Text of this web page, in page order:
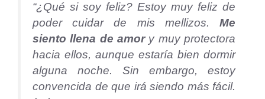
“¿Qué si soy feliz? Estoy muy feliz de
poder cuidar de mis mellizos. Me
siento llena de amory muy protectora
hacia ellos, aunque estaría bien dormir
alguna noche. Sin embargo, estoy
convencida de que irá siendo más fácil.